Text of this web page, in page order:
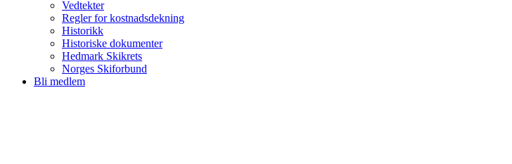
Vedtekter
Regler for kostnadsdekning
Historikk
Historiske dokumenter
Hedmark Skikrets
Norges Skiforbund
Bli medlem